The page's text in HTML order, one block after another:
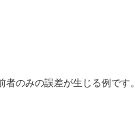
者のみの誤差が生じる例です。